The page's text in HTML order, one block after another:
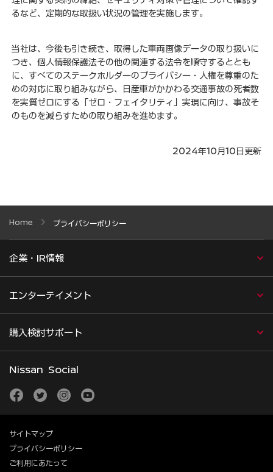
るなど、定期的な取扱い状況の管理を実施します。
当社は、今後も引き続き、取得した車両画像データの取り扱いに
つき、個人情報保護法その他の関連する法令を順守するととも
に、すべてのステークホルダーのプライバシー・人権を尊重のた
めの対応に取り組みながら、日産車がかかわる交通事故の死者数
を実質ゼロにする「ゼロ・フェイタリティ」実現に向け、事故そ
のものを減らすための取り組みを進めます。
2024年10月10日更新
Home プライバシーポリシー
企業・IR情報
エンターテイメント
購入検討サポート
Nissan Social
facebooktwitter instagram
サイトマップ
プライバシーポリシー
ご利用にあたって